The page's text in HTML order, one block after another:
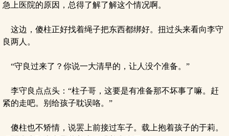
急上医院的原因，总得了解了解这个情况啊。
这边，傻柱正好找着绳子把东西都绑好。扭过头来看向李守
良两人。
“守良过来了？你说一大清早的，让人没个准备。”
李守良点点头：“柱子哥，这要是有准备那不坏事了嘛。赶
紧的走吧。别给孩子耽误咯。”
傻柱也不矫情，说罢上前接过车子。载上抱着孩子的于莉。